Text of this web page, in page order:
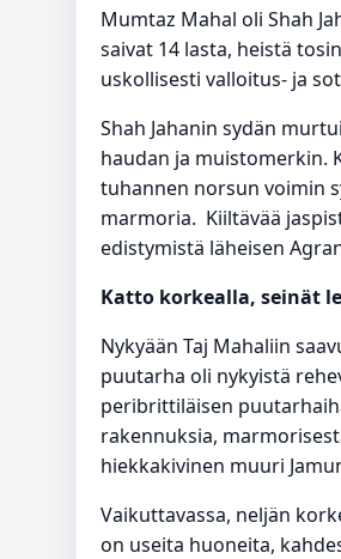
Mumtaz Mahal oli Shah
saivat 14 lasta, heistä
uskollisesti valloitus- ja
Shah Jahanin sydän
haudan ja muistomerkin.
tuhannen norsun voimin
marmoria. Kiiltävää
edistymistä läheisen
Katto korkealla, seinät
Nykyään Taj Mahaliin
puutarha oli nykyistä
peribrittiläisen
rakennuksia,
hiekkakivinen muuri
Vaikuttavassa, neljän
on useita huoneita,